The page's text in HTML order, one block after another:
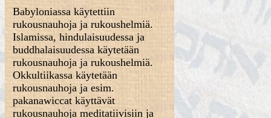
Babyloniassa käytettiin
rukousnauhoja ja rukoushelmiä.
Islamissa, hindulaisuudessa ja
buddhalaisuudessa käytetään
rukousnauhoja ja rukoushelmiä.
Okkultiikassa käytetään
rukousnauhoja ja esim.
pakanawiccat käyttävät
rukousnauhoja meditatiivisiin ja